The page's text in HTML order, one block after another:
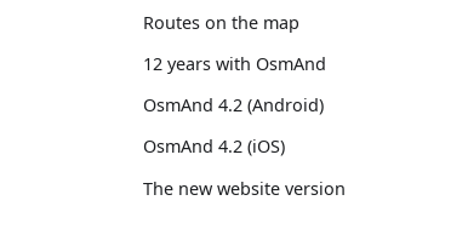
Routes on the map
12 years with OsmAnd
OsmAnd 4.2 (Android)
OsmAnd 4.2 (iOS)
The new website version